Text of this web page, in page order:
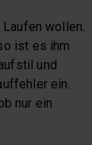
wollen.
ist es ihm
und
ein.
nur ein